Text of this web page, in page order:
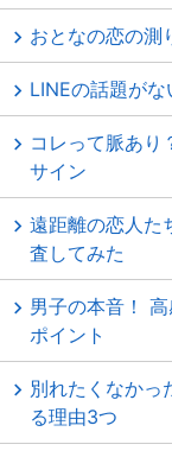
おとなの恋の
LINEの話題が
コレって脈あり
サイン
遠距離の恋人た
査してみた
男子の本音！
ポイント
別れたくなか
る理由3つ